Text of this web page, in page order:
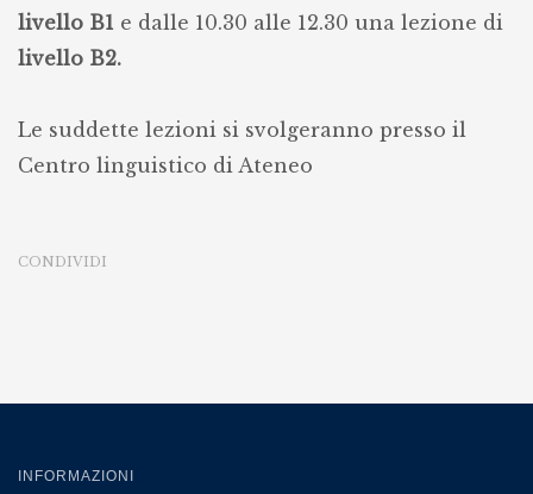
livello B1 e dalle 10.30 alle 12.30 una lezione di
livello B2.
Le suddette lezioni si svolgeranno presso il
Centro linguistico di Ateneo
CONDIVIDI
INFORMAZIONI